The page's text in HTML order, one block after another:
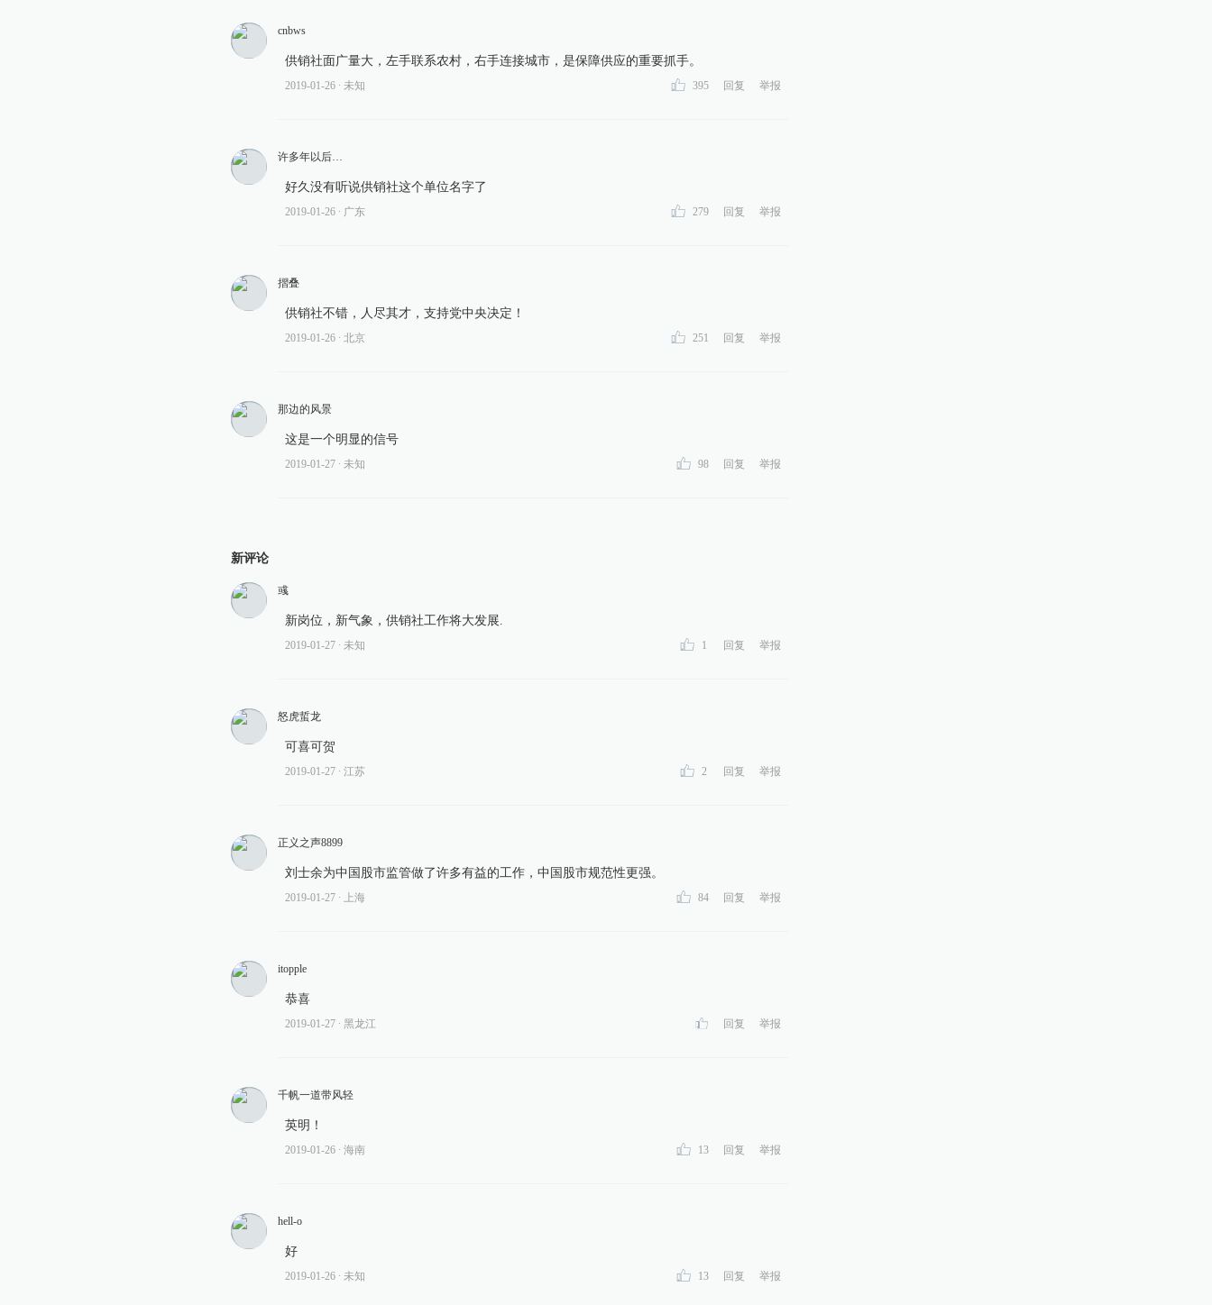
cnbws
供销社面广量大，左手联系农村，右手连接城市，是保障供应的重要抓手。
2019-01-26 ∙ 未知 395 回复 举报
许多年以后…
好久没有听说供销社这个单位名字了
2019-01-26 ∙ 广东 279 回复 举报
摺叠
供销社不错，人尽其才，支持党中央决定！
2019-01-26 ∙ 北京 251 回复 举报
那边的风景
这是一个明显的信号
2019-01-27 ∙ 未知 98 回复 举报
新评论
彧
新岗位，新气象，供销社工作将大发展.
2019-01-27 ∙ 未知 1 回复 举报
怒虎蜇龙
可喜可贺
2019-01-27 ∙ 江苏 2 回复 举报
正义之声8899
刘士余为中国股市监管做了许多有益的工作，中国股市规范性更强。
2019-01-27 ∙ 上海 84 回复 举报
itopple
恭喜
2019-01-27 ∙ 黑龙江 回复 举报
千帆一道带风轻
英明！
2019-01-26 ∙ 海南 13 回复 举报
hell-o
好
2019-01-26 ∙ 未知 13 回复 举报